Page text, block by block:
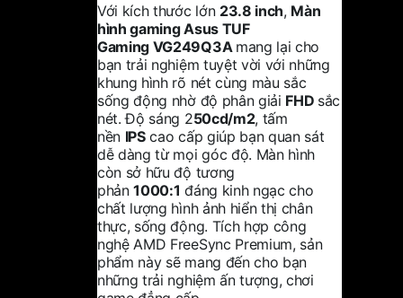
Với kích thước lớn 23.8 inch, Màn
hình gamingAsus TUF
Gaming VG249Q3A mang lại cho
bạn trải nghiệm tuyệt vời với những
khung hình rõ nét cùng màu sắc
sống động nhờ độ phân giải FHD sắc
nét. Độ sáng 250cd/m2, tấm
nền IPScao cấp giúp bạn quan sát
dễ dàng từ mọi góc độ. Màn hình
còn sở hữu độ tương
phản1000:1 đáng kinh ngạc cho
chất lượng hình ảnh hiển thị chân
thực, sống động. Tích hợp công
nghệ AMD FreeSync Premium, sản
phẩm này sẽ mang đến cho bạn
những trải nghiệm ấn tượng, chơi